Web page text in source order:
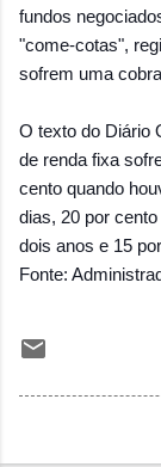
fundos
"come-cotas",
sofrem uma
O texto do Diário
de renda fixa
cento quando
dias, 20 por
dois anos e 15
Fonte: